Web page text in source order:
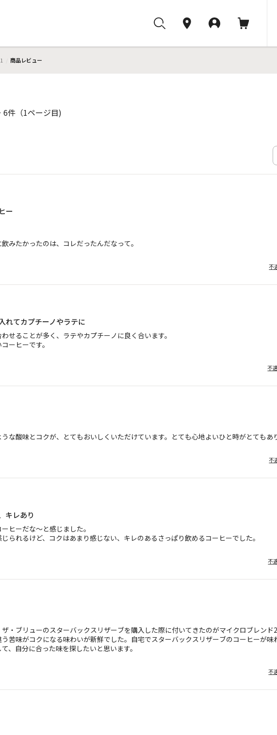
商品レビュー
件（1ページ目)
ー
みたかったのは、コレだったんだなって。
不
れてカプチーノやラテに
せることが多く、ラテやカプチーノに良く合います。
ーヒーです。
不
な酸味とコクが、とてもおいしくいただけています。とても心地よいひと時がとてもあ
不
キレあり
ヒーだな〜と感じました。
られるけど、コクはあまり感じない、キレのあるさっぱり飲めるコーヒーでした。
不
・ブリューのスターバックスリザーブを購入した際に付いてきたのがマイクロブレン
苦味がコクになる味わいが新鮮でした。自宅でスターバックスリザーブのコーヒーが味
、自分に合った味を探したいと思います。
不